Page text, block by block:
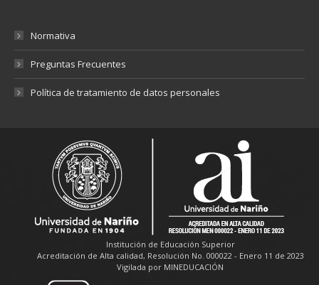
Normativa
Preguntas Frecuentes
Política de tratamiento de datos personales
Institución de Educación Superior
Acreditación de Alta calidad, Resolución No. 000022 - Enero 11 de 2023
Vigilada por MINEDUCACIÓN